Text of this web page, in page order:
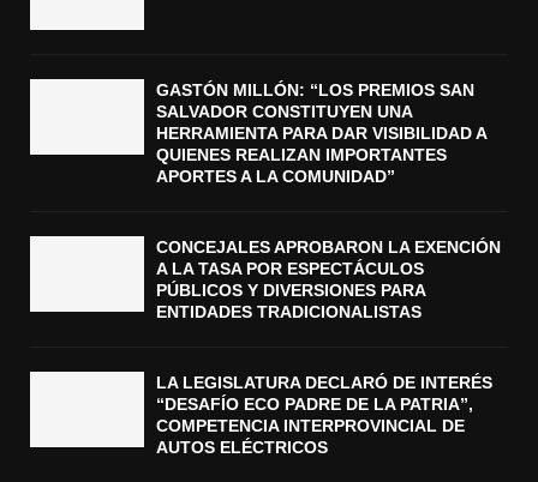
GASTÓN MILLÓN: “LOS PREMIOS SAN
SALVADOR CONSTITUYEN UNA
HERRAMIENTA PARA DAR VISIBILIDAD A
QUIENES REALIZAN IMPORTANTES
APORTES A LA COMUNIDAD”
CONCEJALES APROBARON LA EXENCIÓN
A LA TASA POR ESPECTÁCULOS
PÚBLICOS Y DIVERSIONES PARA
ENTIDADES TRADICIONALISTAS
LA LEGISLATURA DECLARÓ DE INTERÉS
“DESAFÍO ECO PADRE DE LA PATRIA”,
COMPETENCIA INTERPROVINCIAL DE
AUTOS ELÉCTRICOS